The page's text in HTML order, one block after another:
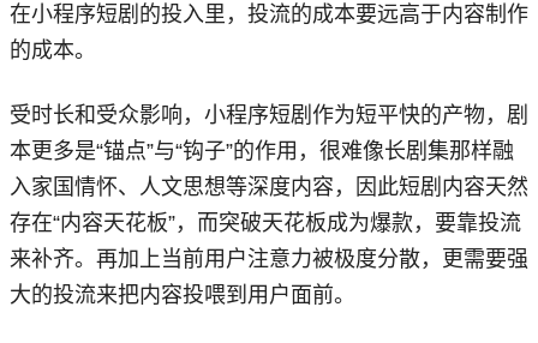
在小程序短剧的投入里，投流的成本要远高于内容制作
的成本。
受时长和受众影响，小程序短剧作为短平快的产物，剧
本更多是“锚点”与“钩子”的作用，很难像长剧集那样融
入家国情怀、人文思想等深度内容，因此短剧内容天然
存在“内容天花板”，而突破天花板成为爆款，要靠投流
来补齐。再加上当前用户注意力被极度分散，更需要强
大的投流来把内容投喂到用户面前。